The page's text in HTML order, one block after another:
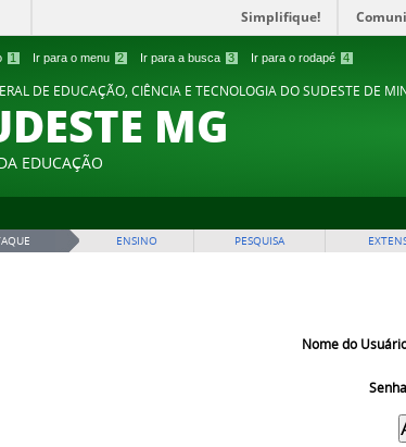
1 Ir para o menu 2 Ir para a busca 3 Ir para o rodapé 4
Simplifique!
DE EDUCAÇÃO, CIÊNCIA E TECNOLOGIA DO SUDESTE DE
MG
EDUCAÇÃO
ENSINO PESQUISA
Nome do
Senha